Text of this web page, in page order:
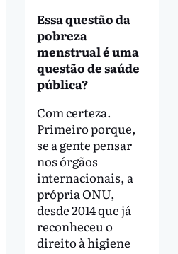
Essa questão da
pobreza
menstrual é uma
questão de saúde
pública?
Com certeza.
Primeiro porque,
se a gente pensar
nos órgãos
internacionais, a
própria ONU,
desde 2014 que já
reconheceu o
direito à higiene